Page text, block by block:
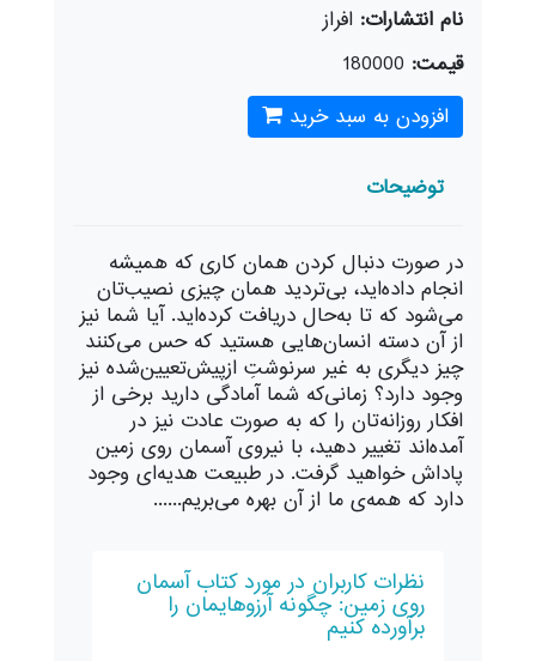
نام انتشارات: افراز
قیمت: 180000
افزودن به سبد خرید
توضیحات
‌د‌ر صورت د‌نبال کرد‌ن همان کاری که همیشه
انجام د‌اد‌ه‌اید‌، بی‌ترد‌ید‌ همان چیزی نصیب‌تان
می‌شود‌ که تا به‌حال د‌ریافت کرد‌ه‌اید‌. آیا شما نیز
از آن د‌سته انسان‌هایی هستید‌ که حس می‌کنند‌
چیز د‌یگری به غیر سرنوشتِ از‌پیش‌تعیین‌شد‌ه نیز
وجود‌ د‌ارد‌؟ زمانی‌که شما آماد‌گی د‌ارید‌ برخی از
افکار روزانه‌تان را که به صورت عاد‌ت نیز د‌ر
آمد‌ه‌اند‌ تغییر د‌هید‌، با نیروی آسمان روی زمین
پاد‌اش خواهید‌ گرفت. د‌ر طبیعت هد‌یه‌ای وجود‌
د‌ارد‌ که همه‌ی ما از آن بهره می‌بریم......
نظرات کاربران در مورد کتاب آسمان
روی زمین: چگونه آرزوهایمان را
برآورده کنیم